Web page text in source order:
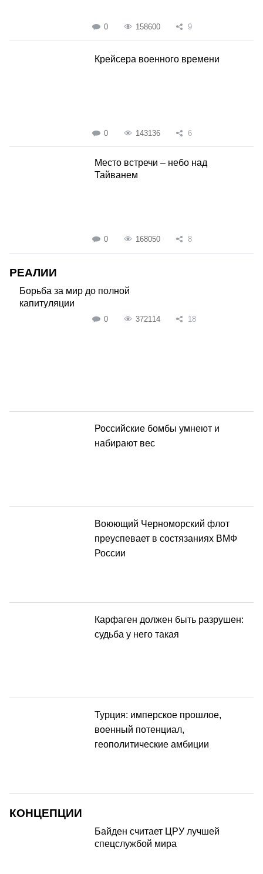
0 158600 9
Крейсера военного времени
0 143136 6
Место встречи – небо над
Тайванем
0 168050 8
РЕАЛИИ
Борьба за мир до полной
капитуляции
0 372114 18
Российские бомбы умнеют и
набирают вес
Воюющий Черноморский флот
преуспевает в состязаниях ВМФ
России
Карфаген должен быть разрушен:
судьба у него такая
Турция: имперское прошлое,
военный потенциал,
геополитические амбиции
КОНЦЕПЦИИ
Байден считает ЦРУ лучшей
спецслужбой мира